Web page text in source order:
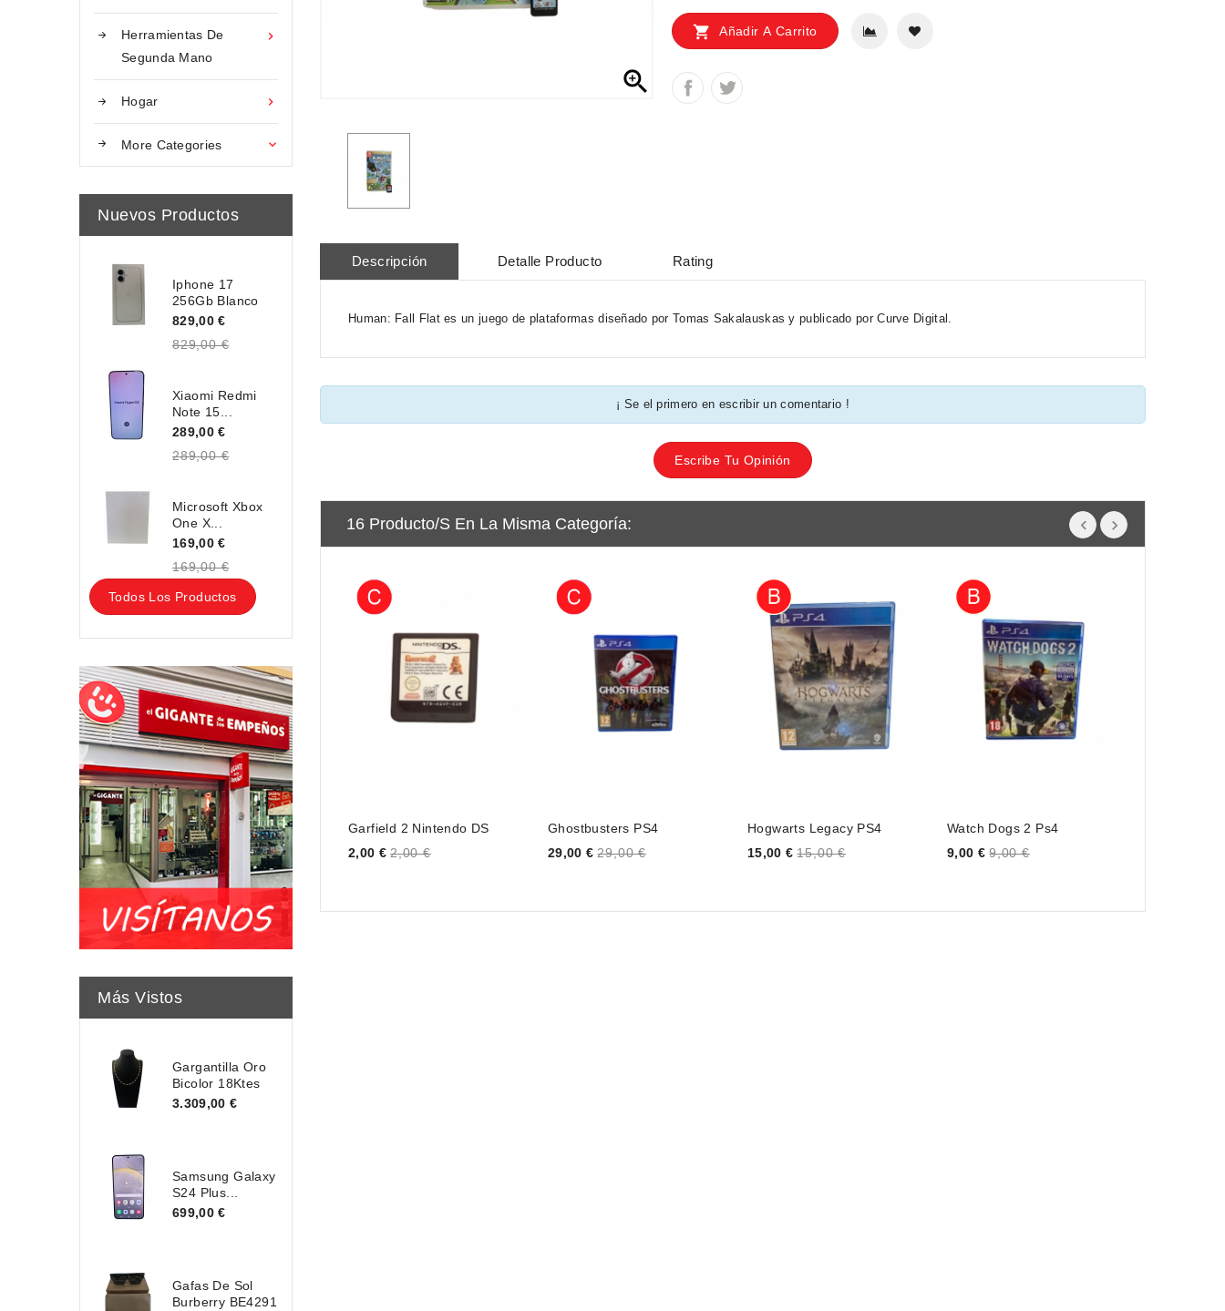

Herramientas De
Segunda Mano

Hogar
More Categories 
Nuevos Productos
Iphone 17
256Gb Blanco
829,00 €
829,00 €
Xiaomi Redmi
Note 15...
289,00 €
289,00 €
Microsoft Xbox
One X...
169,00 €
169,00 €
Todos Los Productos
Más Vistos
Gargantilla Oro
Bicolor 18Ktes
3.309,00 €
Samsung Galaxy
S24 Plus...
699,00 €
Gafas De Sol
Burberry BE4291

 Añadir A Carrito
Descripción Detalle Producto Rating
Human: Fall Flat es un juego de plataformas diseñado por Tomas Sakalauskas y publicado por Curve Digital.
¡ Se el primero en escribir un comentario !
Escribe Tu Opinión
16 Producto/s En La Misma Categoría:
Garfield 2 Nintendo DS
Price
2,00 € 2,00 €
Ghostbusters PS4
Price
29,00 € 29,00 €
Hogwarts Legacy PS4
Price
15,00 € 15,00 €
Watch Dogs 2 Ps4
Price
9,00 € 9,00 €